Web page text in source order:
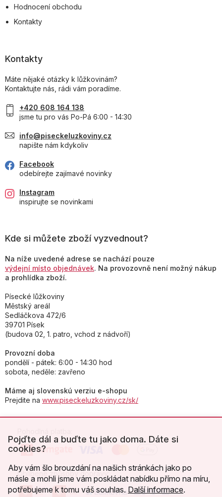
Pojďte dál a buďte tu jako doma. Dáte si
cookies?
Aby vám šlo brouzdání na našich stránkách jako po
másle a mohli jsme vám poskládat nabídku přímo na míru,
potřebujeme k tomu váš souhlas. Další informace.
Hodnocení obchodu
Kontakty
Kontakty
Máte nějaké otázky k lůžkovinám?
Kontaktujte nás, rádi vám poradíme.
+420 608 164 138
jsme tu pro vás Po-Pá 6:00 - 14:30
info@piseckeluzkoviny.cz
napište nám kdykoliv
Facebook
odebírejte zajímavé novinky
Instagram
inspirujte se novinkami
Kde si můžete zboží vyzvednout?
Na níže uvedené adrese se nachází pouze
výdejní místo objednávek. Na provozovně není možný nákup
a prohlídka zboží.
Písecké lůžkoviny
Městský areál
Sedláčkova 472/6
39701 Písek
(budova 02, 1. patro, vchod z nádvoří)
Provozní doba
pondělí - pátek: 6:00 - 14:30 hod
sobota, neděle: zavřeno
Máme aj slovenskú verziu e-shopu
Prejdite na www.piseckeluzkoviny.cz/sk/
Oblíbené způsoby dopravy: